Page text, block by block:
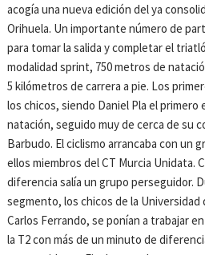
acogía una nueva edición del ya
Orihuela. Un importante número de
para tomar la salida y completar el
modalidad sprint, 750 metros de
5 kilómetros de carrera a pie. Los
los chicos, siendo Daniel Pla el
natación, seguido muy de cerca de su
Barbudo. El ciclismo arrancaba con
ellos miembros del CT Murcia Unidata.
diferencia salía un grupo perseguidor.
segmento, los chicos de la Universidad
Carlos Ferrando, se ponían a trabajar
la T2 con más de un minuto de